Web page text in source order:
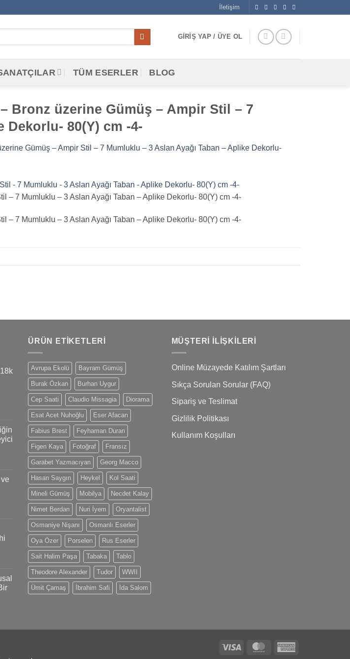
İletişim
GIRIŞ YAP / ÜYE OL
TÜM ESERLER BLOG
Bronz üzerine Gümüş – Ampir Stil – 7
Dekorlu- 80(Y) cm -4-
Gümüş – Ampir Stil – 7 Mumluklu – 3 Aslan Ayağı Taban – Aplike Dekorlu-
– 7 Mumluklu – 3 Aslan Ayağı Taban – Aplike Dekorlu- 80(Y) cm -4-
– 7 Mumluklu – 3 Aslan Ayağı Taban – Aplike Dekorlu- 80(Y) cm -4-
ÜRÜN ETIKETLERI
Avrupa Ekolü Bayram Gümüş
Burak Özkan Burhan Uygur
Cep Saati Claudio Missagia Diorama
Esat Acet Nuhoğlu Eser Afacan
Fabius Brest Feyhaman Duran
Figen Kaya Fotoğraf Fransız
Garabet Yazmacıyan Georg Macco
Hasan Saygın Heykel Kol Saati
Mineli Gümüş Mobilya Necdet Kalay
Nimet Berdan Nuri İyem Oryantalist
Osmaniye Nişanı Osmanlı Eserler
Oya Özer Porselen Rus Eserler
Sait Halim Paşa Tabaka Tablo
Theodore Alexander Tudor WWII
Ümit Çamaş İbrahim Safi İda Salom
MÜŞTERI İLIŞKILERI
Online Müzayede Katılım Şartları
Sıkça Sorulan Sorular (FAQ)
Sipariş ve Teslimat
Gizlilik Politikası
Kullanım Koşulları
Visa MasterCard